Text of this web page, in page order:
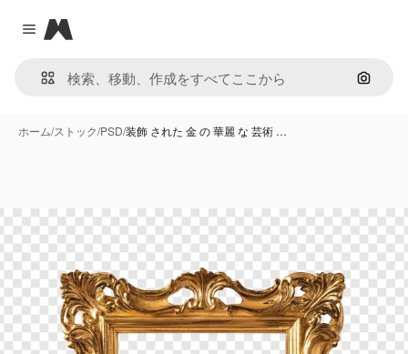
Close menu
Magnific
画像で
ホーム/ストック/PSD/装飾 された 金 の 華麗 な 芸術 …